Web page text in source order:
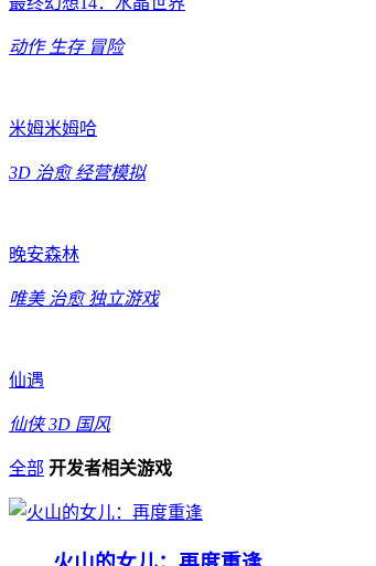
动作 生存 冒险
米姆米姆哈
3D 治愈 经营模拟
晚安森林
唯美 治愈 独立游戏
仙遇
仙侠 3D 国风
全部 开发者相关游戏